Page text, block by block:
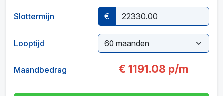
Slottermijn €
Looptijd
Maandbedrag € 1191.08 p/m